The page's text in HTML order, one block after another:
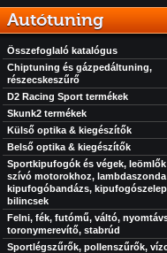
Autótuning
Összefoglaló katalógus
Chiptuning és gázpedáltuning,
részecskeszűrő
D2 Racing Sport termékek
Skunk2 termékek
Külső optika & kiegészítők
Belső optika & kiegészítők
Sportkipufogók és végek,
szívó motorokhoz,
kipufogóbandázs,
bilincsek
Felni, fék, futómű, váltó,
toronymerevítő, stabrúd
Sportlégszűrők, pollenszűrők,